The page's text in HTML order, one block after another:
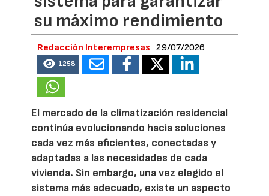
su máximo rendimiento
Redacción Interempresas 29/07/2026
1258
El mercado de la climatización residencial
continúa evolucionando hacia soluciones
cada vez más eficientes, conectadas y
adaptadas a las necesidades de cada
vivienda. Sin embargo, una vez elegido el
sistema más adecuado, existe un aspecto